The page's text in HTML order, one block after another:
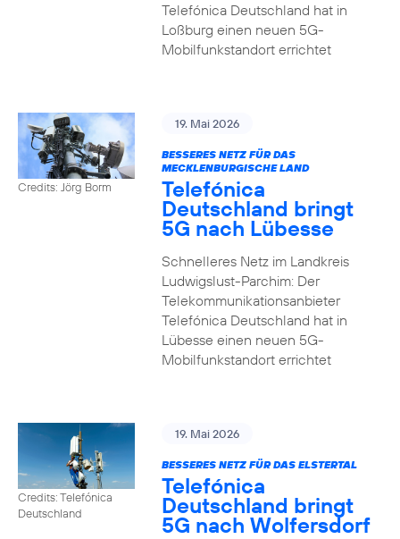
Telefónica Deutschland hat in
Loßburg einen neuen 5G-
Mobilfunkstandort errichtet
Credits: Jörg Borm
19. Mai 2026
BESSERES NETZ FÜR DAS
MECKLENBURGISCHE LAND
Telefónica
Deutschland bringt
5G nach Lübesse
Schnelleres Netz im Landkreis
Ludwigslust-Parchim: Der
Telekommunikationsanbieter
Telefónica Deutschland hat in
Lübesse einen neuen 5G-
Mobilfunkstandort errichtet
Credits: Telefónica
Deutschland
19. Mai 2026
BESSERES NETZ FÜR DAS ELSTERTAL
Telefónica
Deutschland bringt
5G nach Wolfersdorf